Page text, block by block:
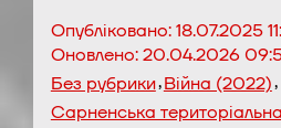
Опубліковано:18.07.2025
Оновлено:20.04.2026
Без рубрики,Війна (2022),
Сарненська